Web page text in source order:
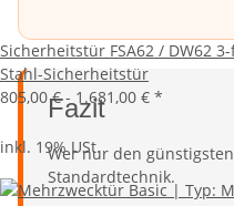
Fazit
Wer nur den
Standardtechnik.
Sicherheitstür FSA62 / DW62
Stahl-Sicherheitstür
805,00 € - 1.681,00 € *
inkl. 19% USt.